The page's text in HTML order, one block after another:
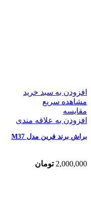
افزودن به سبد خرید
مشاهده سریع
مقایسه
افزودن به علاقه مندی
براش برند فرین مدل M37
2,000,000 تومان